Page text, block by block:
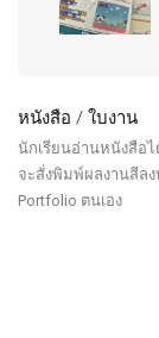
หนังสือ / ใบงาน
นักเรียนอ่านหนังสือไ
จะสั่งพิมพ์ผลงานสีล
Portfolio ตนเอง